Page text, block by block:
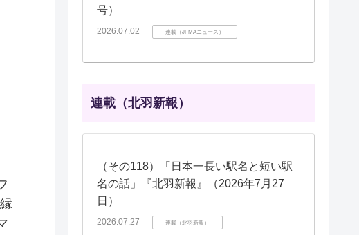
号）
2026.07.02 連載（JFMAニュース）
連載（北羽新報）
（その118）「日本一長い駅名と短い駅
名の話」『北羽新報』（2026年7月27
日）
2026.07.27 連載（北羽新報）